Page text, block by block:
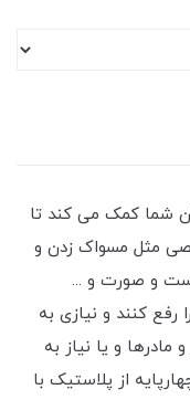
شما کمک می کند تا
مثل مسواک زدن و
و صورت و ...
رفع کنند و نیازی به
و یا نیاز به
از پلاستیک با